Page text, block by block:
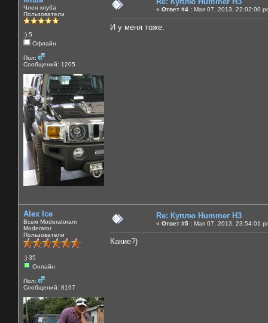
Член клуба
Пользователи
:) 5
Офлайн
Пол:
Сообщений: 1205
« Ответ #4 : Мая 07, 2013, 22:02:00
И у меня тоже.
Alex Ice
Всем Moderatoram
Moderator
Пользователи
:) 35
Онлайн
Пол:
Сообщений: 8197
Re: Куплю Hummer H3
« Ответ #5 : Мая 07, 2013, 23:54:01
Какие?)